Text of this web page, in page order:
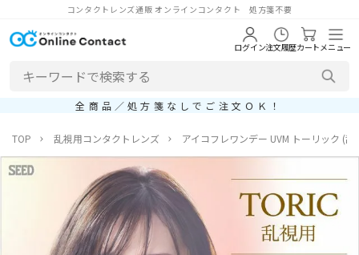
コンタクトレンズ通販 オンラインコンタクト 処方箋不要
ログイン注文履歴カートメニュー
全商品／処方箋なしでご注文ＯＫ！
TOP 乱視用コンタクトレンズ アイコフレワンデー UVM トーリック (乱